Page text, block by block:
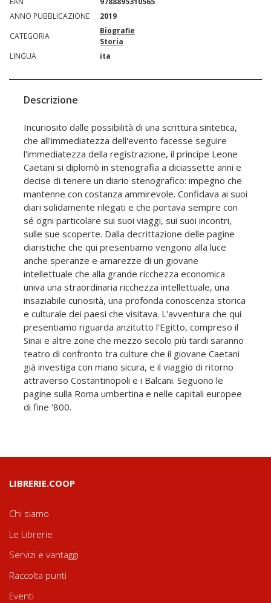
ANNO PUBBLICAZIONE
2019
CATEGORIA
Biografie
Storia
LINGUA
ita
Descrizione
Incuriosito dalle possibilità di una scrittura sintetica,
che all'immediatezza dell'evento facesse seguire
l'immediatezza della registrazione, il principe Leone
Caetani si diplomò in stenografia a diciassette anni e
decise di tenere un diario stenografico: impegno che
mantenne con costanza ammirevole. Confidava ai suoi
diari solidamente rilegati e che portava sempre con
sé ogni particolare sui suoi viaggi, sui suoi incontri,
sulle sue scoperte. Dalla decrittazione delle pagine
diaristiche che qui presentiamo vengono alla luce
anche speranze e amarezze di un giovane
intellettuale che alla grande ricchezza economica
univa una straordinaria ricchezza intellettuale, una
insaziabile curiosità, una profonda conoscenza storica
e culturale dei paesi che visitava. L'avventura che qui
presentiamo riguarda anzitutto l'Egitto, compreso il
Sinai e altre zone che mezzo secolo più tardi saranno
teatro di confronto tra culture che il giovane Caetani
già investiga con mano sicura, e il viaggio di ritorno
attraverso Costantinopoli e i Balcani. Seguono le
pagine sulla Roma umbertina e nelle capitali europee
di fine '800.
LIBRERIE.COOP
Chi siamo
Le Librerie
Servizi e vantaggi
Raccolta punti
Eventi